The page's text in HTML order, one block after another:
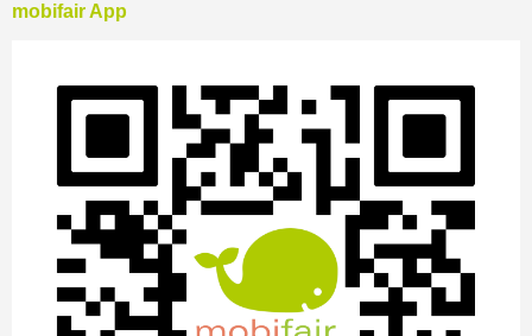
mobifair App